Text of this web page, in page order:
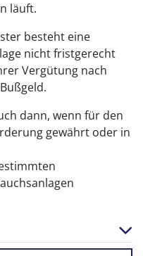
läuft.
besteht eine
nicht fristgerecht
Vergütung nach
dann, wenn für den
gewährt oder in